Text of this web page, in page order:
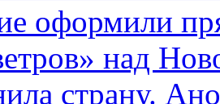
оформили
над
страну.